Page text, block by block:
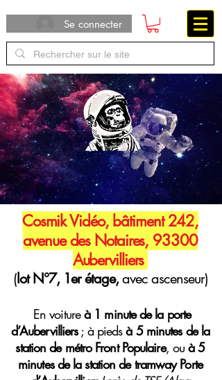
Se connecter
Cosmik Vidéo, bâtiment 242,
avenue des Notaires, 93300
Aubervilliers
(lot N°7, 1er étage,avec ascenseur)
En voitureà 1 minute de la porte
d’Aubervilliers; à piedsà 5 minutes de la
station de métro Front Populaire, ouà 5
minutes de la station de tramway Porte